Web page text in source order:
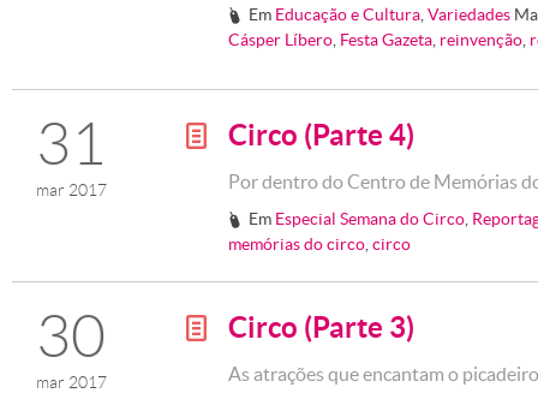
# Em Educação e Cultura ,Variedades
Cásper Líbero Festa Gazeta reinvenção
31
mar 2017
g Circo (Parte 4)
Por dentro do Centro de Memórias
# Em Especial Semana do Circo
memórias do circo circo
30
mar 2017
g Circo (Parte 3)
As atrações que encantam o